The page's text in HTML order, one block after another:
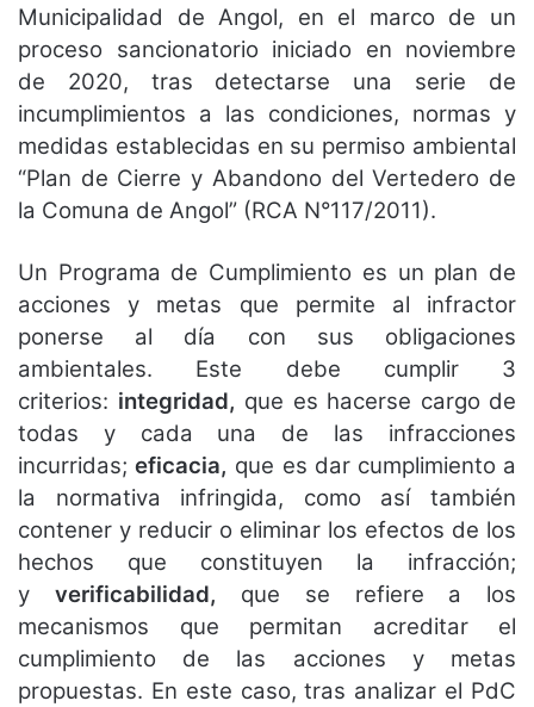
Municipalidad de Angol, en el marco de un
proceso sancionatorio iniciado en noviembre
de 2020, tras detectarse una serie de
incumplimientos a las condiciones, normas y
medidas establecidas en su permiso ambiental
“Plan de Cierre y Abandono del Vertedero de
la Comuna de Angol” (RCA N°117/2011).
Un Programa de Cumplimiento es un plan de
acciones y metas que permite al infractor
ponerse al día con sus obligaciones
ambientales. Este debe cumplir 3
criterios: integridad, que es hacerse cargo de
todas y cada una de las infracciones
incurridas;eficacia, que es dar cumplimiento a
la normativa infringida, como así también
contener y reducir o eliminar los efectos de los
hechos que constituyen la infracción;
y verificabilidad, que se refiere a los
mecanismos que permitan acreditar el
cumplimiento de las acciones y metas
propuestas. En este caso, tras analizar el PdC